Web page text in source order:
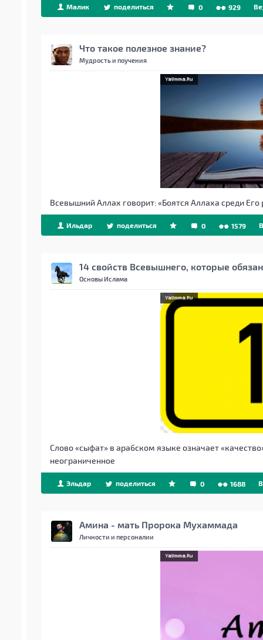
Малик поделиться 0 929
Что такое полезное знание?
Мудрость и поучения
Всевышний Аллах говорит:«Боятся Аллаха среди
Ильдар поделиться 0 1579
14 свойств Всевышнего, которые
Основы Ислама
Слово «сыфат» в арабском языке означает
неограниченное
Эльдар поделиться 0 1688
Амина - мать Пророка Мухаммада
Личности и персоналии